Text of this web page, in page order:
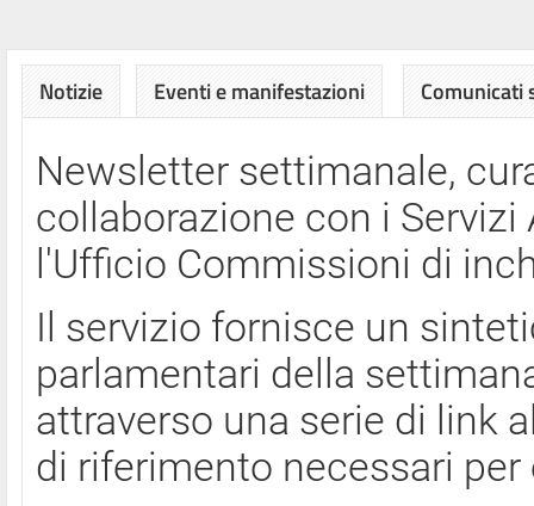
Notizie Eventi e manifestazioni Comunicati
Newsletter settimanale,
collaborazione con i
l'Ufficio Commissioni di
Il servizio fornisce un
parlamentari della
attraverso una serie di link
di riferimento necessari